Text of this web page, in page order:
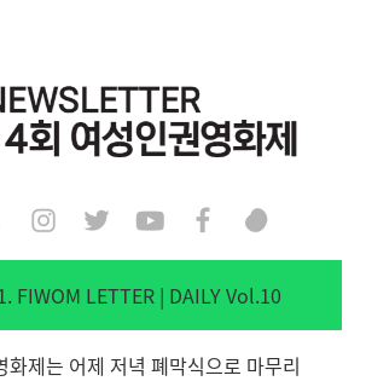
FIWOM LETTER | DAILY Vol.10
화제는 어제 저녁 폐막식으로 마무리